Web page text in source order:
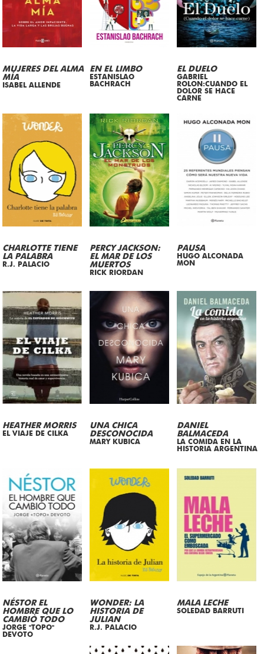
MUJERES DEL ALMA
MÍA
ISABEL ALLENDE
EN EL LIMBO
ESTANISLAO
BACHRACH
EL DUELO
GABRIEL
ROLON:CUANDO EL
DOLOR SE HACE
CARNE
CHARLOTTE TIENE
LA PALABRA
R.J. PALACIO
PERCY JACKSON:
EL MAR DE LOS
MUERTOS
RICK RIORDAN
PAUSA
HUGO ALCONADA
MON
HEATHER MORRIS
EL VIAJE DE CILKA
UNA CHICA
DESCONOCIDA
MARY KUBICA
DANIEL
BALMACEDA
LA COMIDA EN LA
HISTORIA ARGENTINA
NÉSTOR EL
HOMBRE QUE LO
CAMBIÒ TODO
JORGE "TOPO"
DEVOTO
WONDER: LA
HISTORIA DE
JULIAN
R.J. PALACIO
MALA LECHE
SOLEDAD BARRUTI